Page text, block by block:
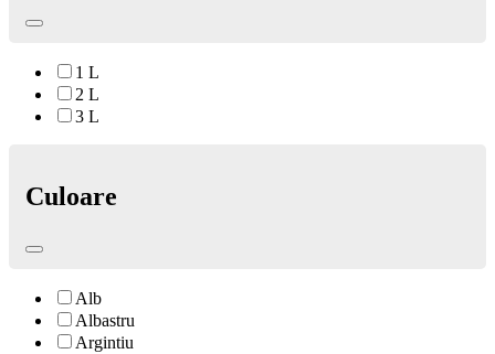
1 L
2 L
3 L
Culoare
Alb
Albastru
Argintiu